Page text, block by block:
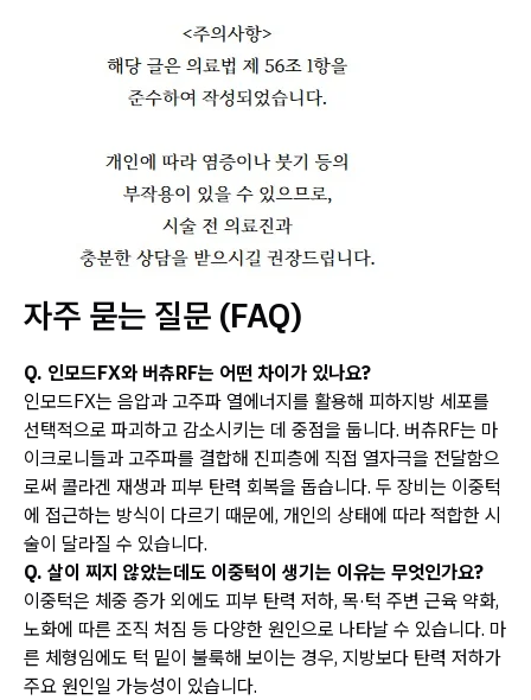
자주 묻는 질문 (FAQ)
Q. 인모드FX와 버츄RF는 어떤 차이가 있나요?
인모드FX는 음압과 고주파 열에너지를 활용해 피하지방 세포를
선택적으로 파괴하고 감소시키는 데 중점을 둡니다. 버츄RF는 마
이크로니들과 고주파를 결합해 진피층에 직접 열자극을 전달함으
로써 콜라겐 재생과 피부 탄력 회복을 돕습니다. 두 장비는 이중턱
에 접근하는 방식이 다르기 때문에, 개인의 상태에 따라 적합한 시
술이 달라질 수 있습니다.
Q. 살이 찌지 않았는데도 이중턱이 생기는 이유는 무엇인가요?
이중턱은 체중 증가 외에도 피부 탄력 저하, 목·턱 주변 근육 약화,
노화에 따른 조직 처짐 등 다양한 원인으로 나타날 수 있습니다. 마
른 체형임에도 턱 밑이 불룩해 보이는 경우, 지방보다 탄력 저하가
주요 원인일 가능성이 있습니다.